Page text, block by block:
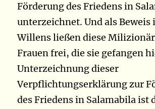
Förderung des Friedens in
unterzeichnet. Und als Beweis
Willens ließen diese
Frauen frei, die sie gefangen
Unterzeichnung dieser
Verpflichtungserklärung zur
des Friedens in Salamabila ist